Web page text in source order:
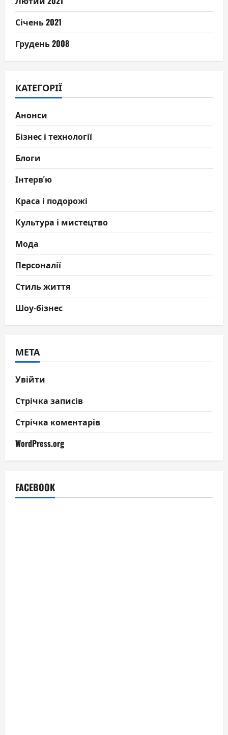
Січень 2021
Грудень 2008
КАТЕГОРІЇ
Анонси
Бізнес і технології
Блоги
Інтерв'ю
Краса і подорожі
Культура і мистецтво
Мода
Персоналії
Стиль життя
Шоу-бізнес
МЕТА
Увійти
Стрічка записів
Стрічка коментарів
WordPress.org
FACEBOOK